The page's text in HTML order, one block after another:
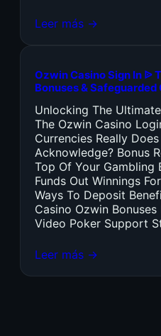
Leer más →
Ozwin Casino Sign In ᐉ
Bonuses & Safeguarded
Unlocking The
The Ozwin Casino
Currencies Really
Acknowledge? Bonus
Top Of Your Gambling
Funds Out Winnings
Ways To Deposit
Casino Ozwin
Video Poker Support
Leer más →